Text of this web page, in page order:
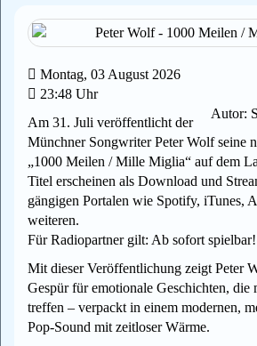
Montag, 03 August 2026
23:48 Uhr
Autor:
Am 31. Juli veröffentlicht der
Münchner Songwriter Peter Wolf seine
„1000 Meilen / Mille Miglia“ auf dem
Titel erscheinen als Download und
gängigen Portalen wie Spotify, iTunes,
weiteren.
Für Radiopartner gilt: Ab sofort spielbar!
Mit dieser Veröffentlichung zeigt Peter
Gespür für emotionale Geschichten, die
treffen – verpackt in einem modernen,
Pop‑Sound mit zeitloser Wärme.